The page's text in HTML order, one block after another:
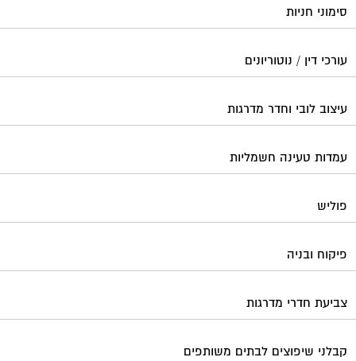
סימוני חניות
עורכי דין / נוטוריונים
עיצוב לובי וחדר מדרגות
עמדות טעינה חשמליות
פוליש
פיקוח ובניה
צביעת חדרי מדרגות
קבלני שיפוצים לבתים משותפים